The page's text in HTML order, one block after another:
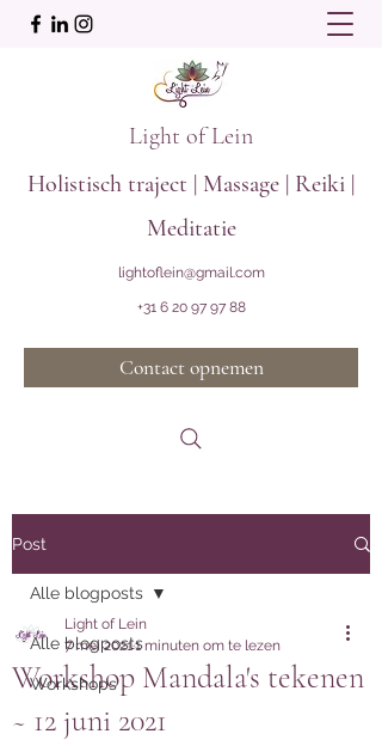
Light of Lein
Holistisch traject | Massage | Reiki |
Meditatie
lightoflein@gmail.com
+31 6 20 97 97 88
Contact opnemen
Post
Alle blogposts
Workshops
Alle blogposts
Workshop Mandala's tekenen
~ 12 juni 2021
Light of Lein
7 mei 20211 minuten om te lezen